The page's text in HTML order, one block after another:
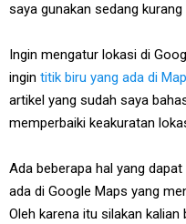
saya gunakan sedang kurang
Ingin mengatur lokasi di
ingin titik biru yang ada di
artikel yang sudah saya
memperbaiki keakuratan
Ada beberapa hal yang
ada di Google Maps yang
Oleh karena itu silakan